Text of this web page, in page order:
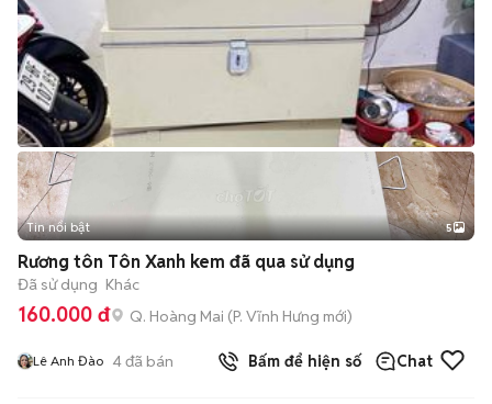
Tin nổi bật 5
Rương tôn Tôn Xanh kem đã qua sử dụng
Đã sử dụng Khác
160.000 đ Q. Hoàng Mai (P. Vĩnh Hưng mới)
Lê Anh Đào 4đã bán Bấm để hiện số Chat